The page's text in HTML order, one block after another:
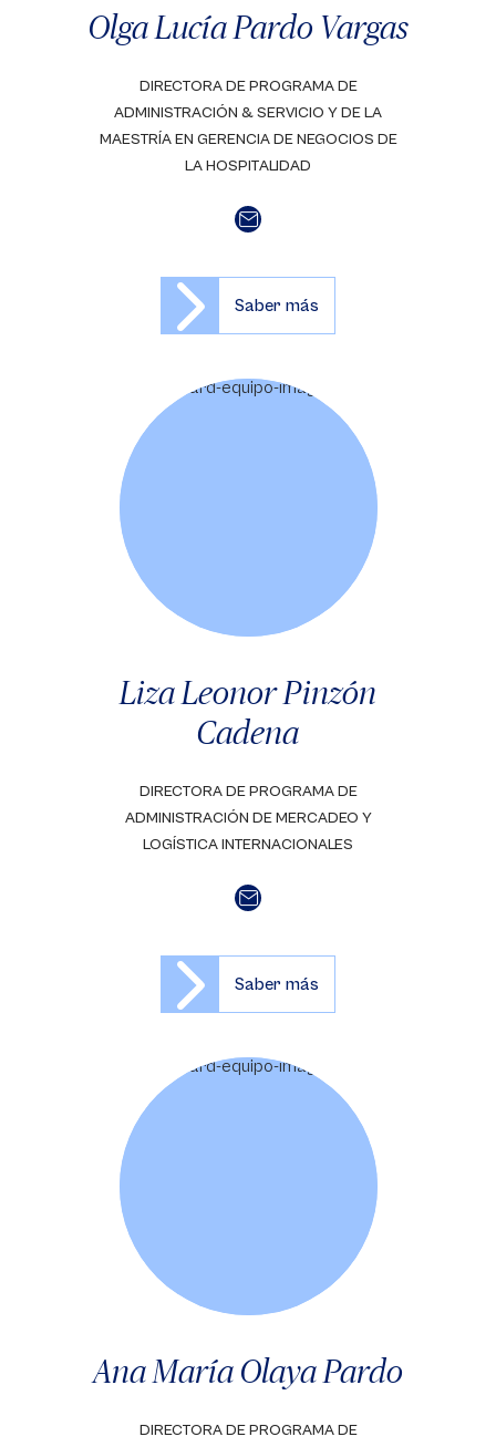
Olga Lucía Pardo Vargas
DIRECTORA DE PROGRAMA DE
ADMINISTRACIÓN & SERVICIO Y DE LA
MAESTRÍA EN GERENCIA DE NEGOCIOS DE
LA HOSPITALIDAD
Saber más
Liza Leonor Pinzón
Cadena
DIRECTORA DE PROGRAMA DE
ADMINISTRACIÓN DE MERCADEO Y
LOGÍSTICA INTERNACIONALES
Saber más
Ana María Olaya Pardo
DIRECTORA DE PROGRAMA DE